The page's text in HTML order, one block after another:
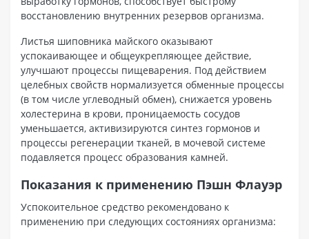
восстановлению внутренних резервов организма.
Листья шиповника майского оказывают
успокаивающее и общеукрепляющее действие,
улучшают процессы пищеварения. Под действием
целебных свойств нормализуется обменные процессы
(в том числе углеводный обмен), снижается уровень
холестерина в крови, проницаемость сосудов
уменьшается, активизируются синтез гормонов и
процессы регенерации тканей, в мочевой системе
подавляется процесс образования камней.
Показания к применению Пэшн Флауэр
Успокоительное средство рекомендовано к
применению при следующих состояниях организма: